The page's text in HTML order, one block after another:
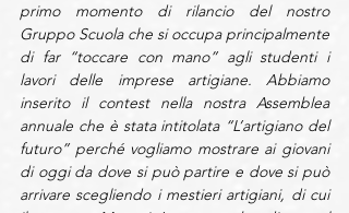
primo momento di rilancio del nostro
Gruppo Scuola che si occupa principalmente
di far “toccare con mano” agli studenti i
lavori delle imprese artigiane. Abbiamo
inserito il contest nella nostra Assemblea
annuale che è stata intitolata “L’artigiano del
futuro” perché vogliamo mostrare ai giovani
di oggi da dove si può partire e dove si può
arrivare scegliendo i mestieri artigiani, di cui